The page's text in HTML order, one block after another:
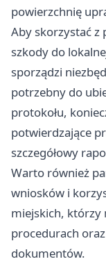
powierzchnię
Aby skorzystać z
szkody do
sporządzi
potrzebny do
protokołu,
potwierdzające
szczegółowy
Warto również
wniosków i
miejskich, którzy
procedurach
dokumentów.